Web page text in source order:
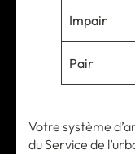
Impair
Pair
Votre système
du Service de